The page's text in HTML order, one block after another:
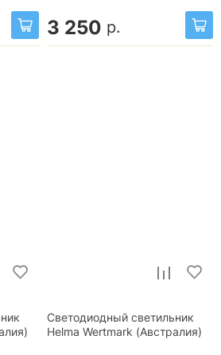
3 250 р.
Светодиодный светильник
Helma Wertmark (Австралия)